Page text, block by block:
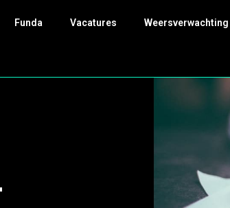
Funda Vacatures
Weersverwachting